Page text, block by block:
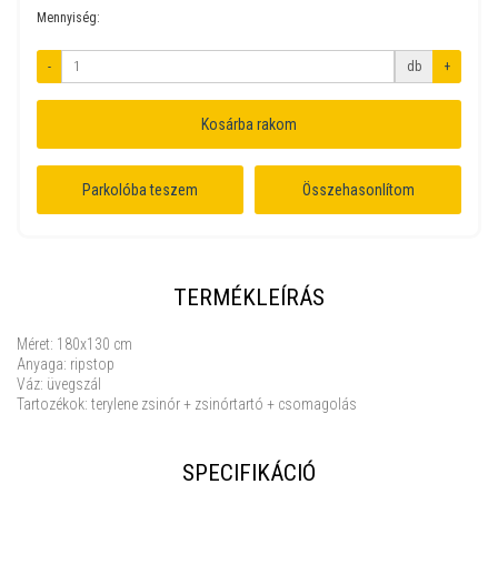
Mennyiség:
- db +
Kosárba rakom
Parkolóba teszem Összehasonlítom
TERMÉKLEÍRÁS
Méret: 180x130 cm
Anyaga: ripstop
Váz: üvegszál
Tartozékok: terylene zsinór + zsinórtartó + csomagolás
SPECIFIKÁCIÓ